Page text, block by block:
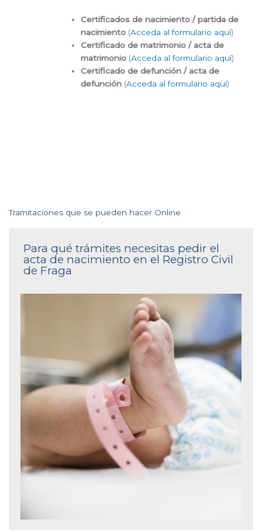
Certificados de nacimiento / partida de
nacimiento (Acceda al formulario aquí)
Certificado de matrimonio / acta de
matrimonio (Acceda al formulario aquí)
Certificado de defunción / acta de
defunción (Acceda al formulario aquí)
Tramitaciones que se pueden hacer Online
Para qué trámites necesitas pedir el
acta de nacimiento en el Registro Civil
de Fraga